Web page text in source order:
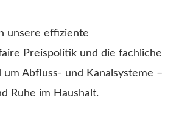
unsere effiziente
Preispolitik und die fachliche
um Abfluss- und Kanalsysteme –
Ruhe im Haushalt.